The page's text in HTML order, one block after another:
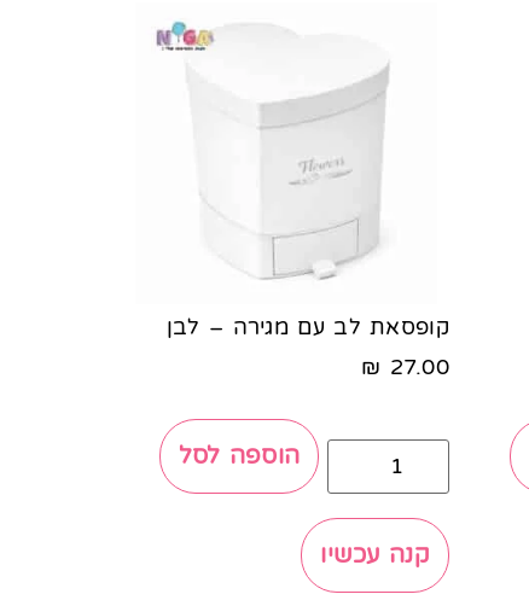
קופסאת לב עם מגירה – לבן
27.00
₪
הוספה לסל
קנה עכשיו